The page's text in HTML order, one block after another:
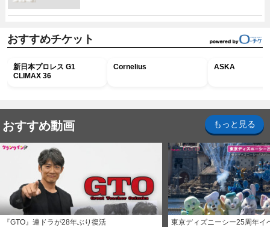
おすすめチケット
新日本プロレス G1
CLIMAX 36
Cornelius ASKA
おすすめ動画 もっと見る
『GTO』連ドラが28年ぶり復活 東京ディズニーシー25周年イ